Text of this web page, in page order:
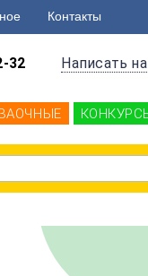
Контакты
32 Написать